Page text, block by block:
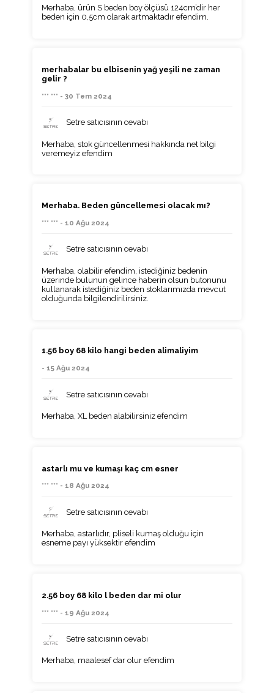
Merhaba, ürün S beden boy ölçüsü 124cm’dir her
beden için 0,5cm olarak artmaktadır efendim.
merhabalar bu elbisenin yağ yeşili ne zaman
gelir ?
*** *** - 30 Tem 2024
Setre satıcısının cevabı
Merhaba, stok güncellenmesi hakkında net bilgi
veremeyiz efendim
Merhaba. Beden güncellemesi olacak mı?
*** *** - 10 Ağu 2024
Setre satıcısının cevabı
Merhaba, olabilir efendim, istediğiniz bedenin
üzerinde bulunun gelince haberin olsun butonunu
kullanarak istediğiniz beden stoklarımızda mevcut
olduğunda bilgilendirilirsiniz.
1.56 boy 68 kilo hangi beden alimaliyim
- 15 Ağu 2024
Setre satıcısının cevabı
Merhaba, XL beden alabilirsiniz efendim
astarlı mu ve kumaşı kaç cm esner
*** *** - 18 Ağu 2024
Setre satıcısının cevabı
Merhaba, astarlıdır, pliseli kumaş olduğu için
esneme payı yüksektir efendim
2.56 boy 68 kilo l beden dar mi olur
*** *** - 19 Ağu 2024
Setre satıcısının cevabı
Merhaba, maalesef dar olur efendim